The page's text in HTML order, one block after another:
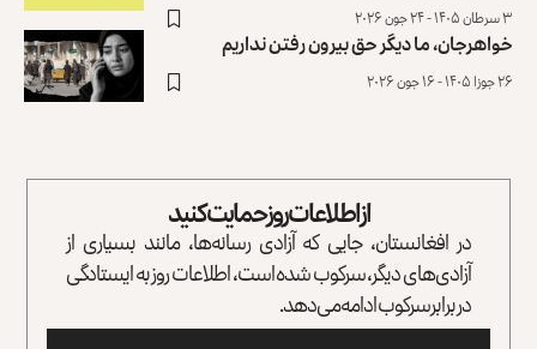
۳ سرطان ۱۴۰۵ - ۲۴ جون ۲۰۲۶
خواهرجان، ما دیگر حق بیرون رفتن نداریم
۲۶ جوزا ۱۴۰۵ - ۱۶ جون ۲۰۲۶
از اطلاعات روز حمایت کنید
در افغانستان، جایی که آزادی رسانه‌ها، مانند بسیاری از
آزادی‌های دیگر، سرکوب شده است، اطلاعات روز به ایستادگی
در برابر سرکوب ادامه می‌دهد.